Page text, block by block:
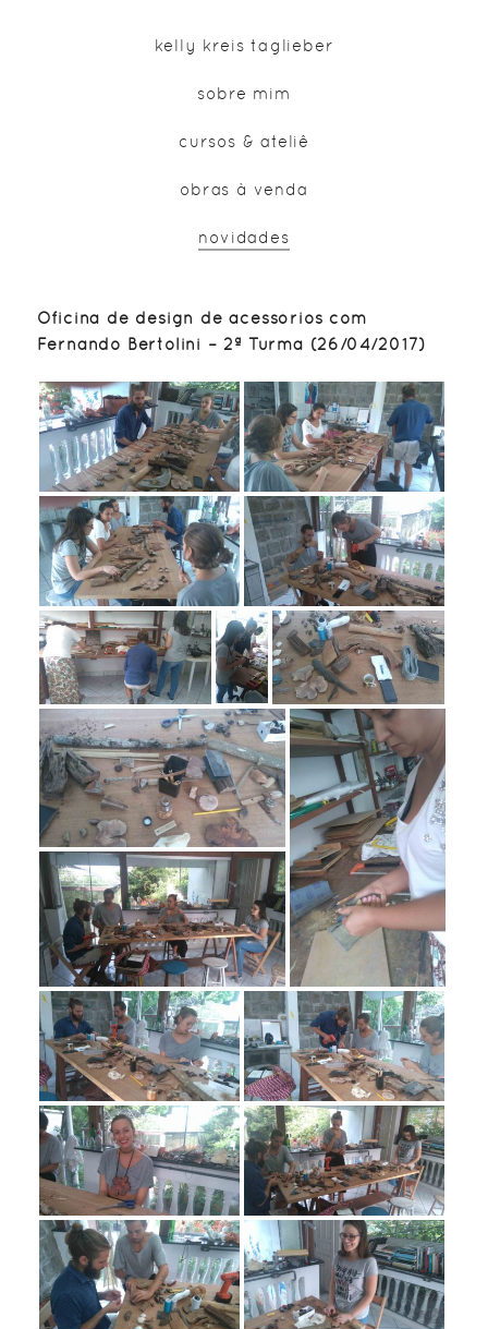
kelly kreis taglieber
sobre mim
cursos & ateliê
obras à venda
novidades
Oficina de design de acessórios com
Fernando Bertolini – 2ª Turma (26/04/2017)